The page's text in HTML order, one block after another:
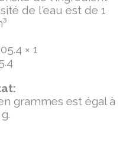
de l'eau est de 1
× 1
grammes est égal à